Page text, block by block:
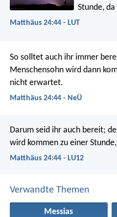
Stunde,
Matthäus 24:44 - LUT
So solltet auch ihr immer
Menschensohn wird dann
nicht erwartet.
Matthäus 24:44 - NeÜ
Darum seid ihr auch bereit;
wird kommen zu einer
Matthäus 24:44 - LU12
Verwandte Themen
Messias